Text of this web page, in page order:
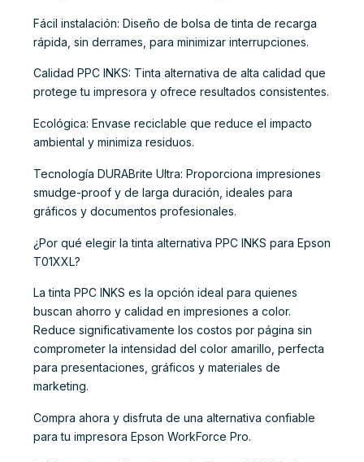
Fácil instalación: Diseño de bolsa de tinta de recarga
rápida, sin derrames, para minimizar interrupciones.
Calidad PPC INKS: Tinta alternativa de alta calidad que
protege tu impresora y ofrece resultados consistentes.
Ecológica: Envase reciclable que reduce el impacto
ambiental y minimiza residuos.
Tecnología DURABrite Ultra: Proporciona impresiones
smudge-proof y de larga duración, ideales para
gráficos y documentos profesionales.
¿Por qué elegir la tinta alternativa PPC INKS para Epson
T01XXL?
La tinta PPC INKS es la opción ideal para quienes
buscan ahorro y calidad en impresiones a color.
Reduce significativamente los costos por página sin
comprometer la intensidad del color amarillo, perfecta
para presentaciones, gráficos y materiales de
marketing.
Compra ahora y disfruta de una alternativa confiable
para tu impresora Epson WorkForce Pro.